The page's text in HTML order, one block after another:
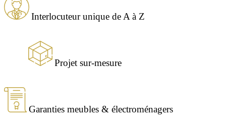
Interlocuteur unique de A à Z
Projet sur-mesure
Garanties meubles & électroménagers